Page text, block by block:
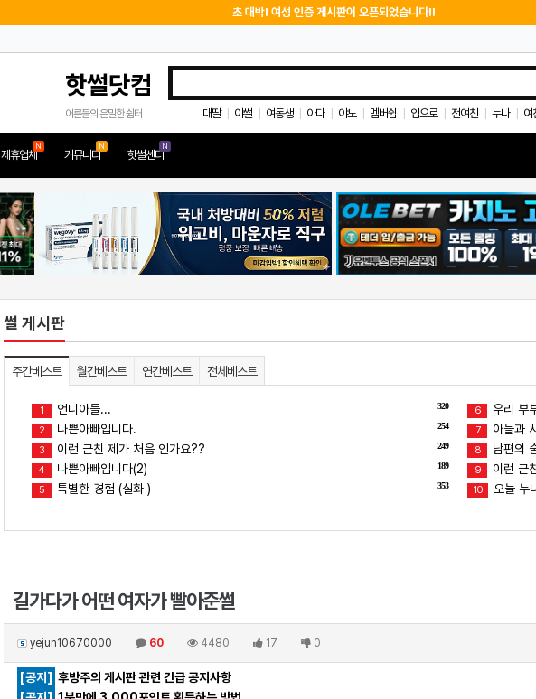
초 대박! 여성 인증 게시판이 오픈되었습니다!!
핫썰닷컴
어른들의 은밀한 쉼터 대딸 야썰 여동생 아다 야노 멤버쉽 입으로 전여친 누나 여
제휴업체
N
커뮤니티
N
핫썰센터
N
썰 게시판
주간베스트 월간베스트 연간베스트 전체베스트
320
1 언니아들...
254
2 나쁜아빠입니다.
249
3 이런 근친 제가 처음 인가요??
189
4 나쁜아빠입니다(2)
353
5 특별한 경험 (실화 )
6 우리 부
7 아들과
8 남편의
9 이런 근
10 오늘 누
길가다가 어떤 여자가 빨아준썰
yejun10670000 60 4480 17 0
[공지] 후방주의 게시판 관련 긴급 공지사항